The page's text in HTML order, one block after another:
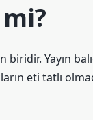
Yayın
eti tatlı